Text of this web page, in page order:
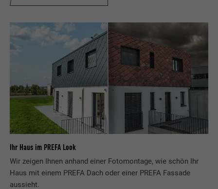
Ihr Haus im PREFA Look
Wir zeigen Ihnen anhand einer Fotomontage, wie schön Ihr
Haus mit einem PREFA Dach oder einer PREFA Fassade
aussieht.